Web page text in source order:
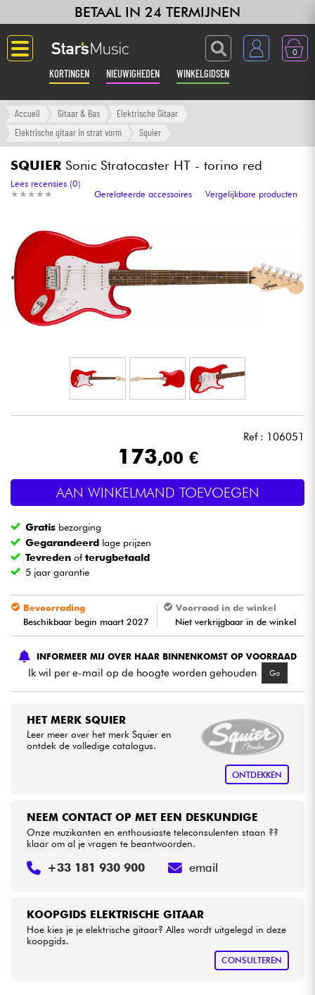
BETAAL IN 24 TERMIJNEN
0
KORTINGEN NIEUWIGHEDEN WINKELGIDSEN
Langue
Versterker & Effecten
Synths & samplers
Home-studio
Microfoon
Licht
Blaasinstrument
Kinderen
Kabels & toebehoren
Sets
Accueil Gitaar & Bas
Elektrische Gitaar
Elektrische gitaar in strat vorm
Squier
SQUIER Sonic Stratocaster HT - torino red
★ ★ ★ ★ ★
★ ★ ★ ★ ★
Lees recensies (0)
Gerelateerde accessoires
Vergelijkbare producten
Ref : 106051
173,00 €
AAN WINKELMAND TOEVOEGEN
Gratis bezorging
Gegarandeerd lage prijzen
Tevreden ofterugbetaald
5 jaar garantie
Bevoorrading
Beschikbaar begin maart 2027
Voorraad in de winkel
Niet verkrijgbaar in de winkel
INFORMEER MIJ OVER HAAR BINNENKOMST OP VOORRAAD
Ik wil per e-mail op de hoogte worden gehouden Go
HET MERK SQUIER
Leer meer over het merk Squier en
ontdek de volledige catalogus.
ONTDEKKEN
KOOPGIDS ELEKTRISCHE GITAAR
Hoe kies je je elektrische gitaar? Alles wordt uitgelegd in deze
koopgids.
CONSULTEREN
NEEM CONTACT OP MET EEN DESKUNDIGE
Onze muzikanten en enthousiaste teleconsulenten staan ??
klaar om al je vragen te beantwoorden.
+33 181 930 900 email